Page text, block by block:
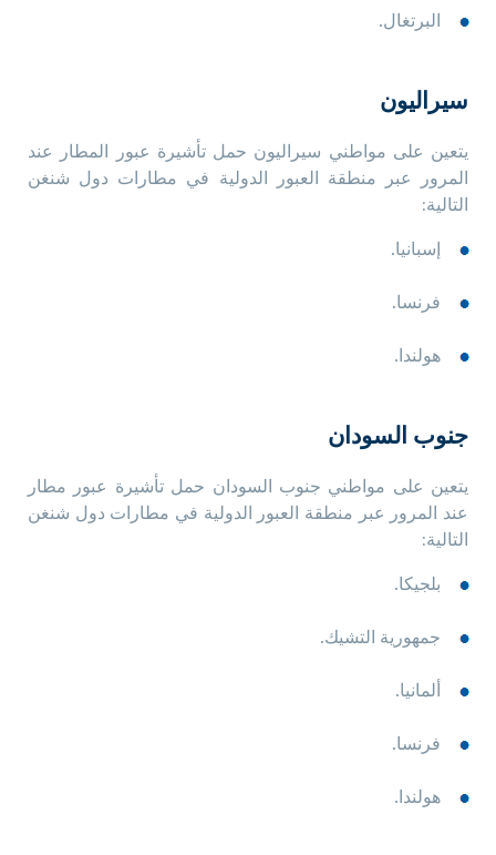
البرتغال.
سيراليون
يتعين على مواطني سيراليون حمل تأشيرة عبور المطار عند
المرور عبر منطقة العبور الدولية في مطارات دول شنغن
التالية:
إسبانيا.
فرنسا.
هولندا.
جنوب السودان
يتعين على مواطني جنوب السودان حمل تأشيرة عبور مطار
عند المرور عبر منطقة العبور الدولية في مطارات دول شنغن
التالية:
بلجيكا.
جمهورية التشيك.
ألمانيا.
فرنسا.
هولندا.